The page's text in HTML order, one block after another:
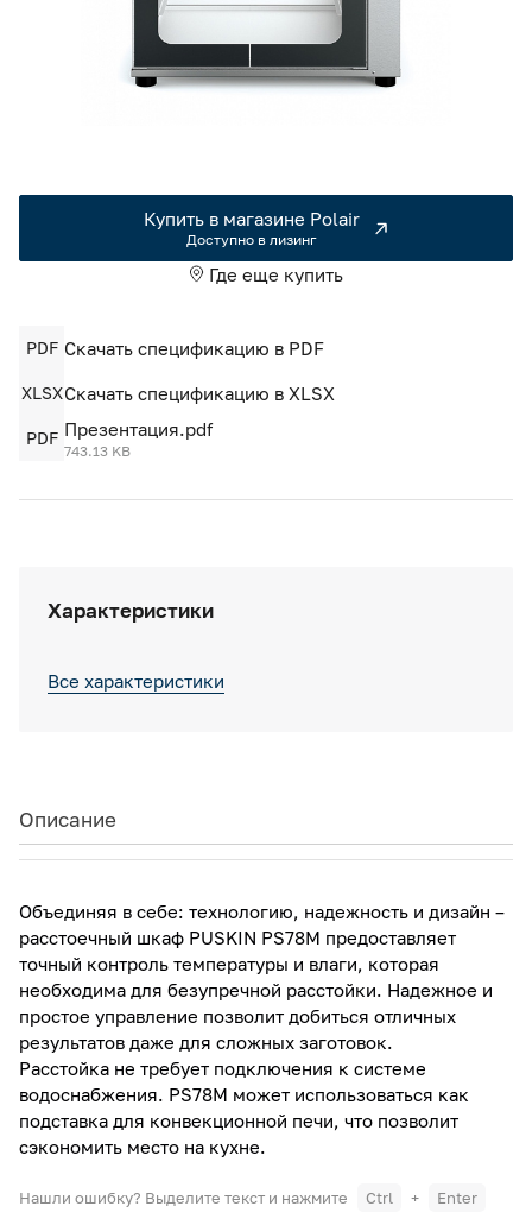
Характеристики
Все характеристики
Купить в магазине Polair
Доступно в лизинг
Где еще купить
PDF Скачать спецификацию в PDF
XLSXСкачать спецификацию в XLSX
PDF Презентация.pdf
743.13 KB
Описание
Объединяя в себе: технологию, надежность и дизайн –
расстоечный шкаф PUSKIN PS78M предоставляет
точный контроль температуры и влаги, которая
необходима для безупречной расстойки. Надежное и
простое управление позволит добиться отличных
результатов даже для сложных заготовок.
Расстойка не требует подключения к системе
водоснабжения. PS78M может использоваться как
подставка для конвекционной печи, что позволит
сэкономить место на кухне.
Нашли ошибку? Выделите текст и нажмите Ctrl + Enter
Камеры холодильные
Машины холодильные
Решения для Вашего Dark Store
Smart Serviсe
Единый доступ по QR-коду ко всей информации об изделии